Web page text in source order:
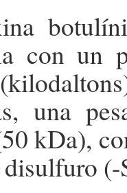
con un
una
kDa),
(-